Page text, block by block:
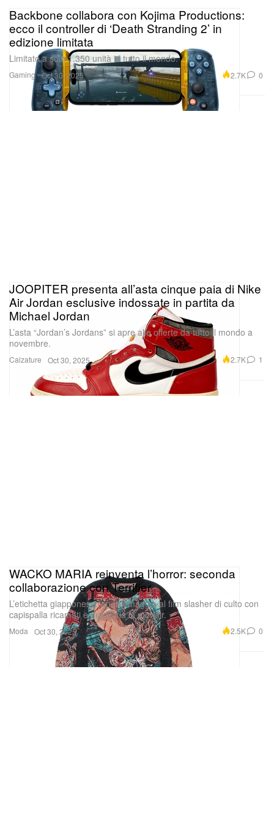
Gaming
Backbone collabora con Kojima Productions:
ecco il controller di ‘Death Stranding 2’ in
edizione limitata
Limitato a sole 1.350 unità in tutto il mondo.
Oct 30, 2025 2.7K 0
Calzature
JOOPITER presenta all’asta cinque paia di Nike
Air Jordan esclusive indossate in partita da
Michael Jordan
L’asta “Jordan’s Jordans” si apre alle offerte da tutto il mondo a
novembre.
Oct 30, 2025 2.7K 1
Moda
WACKO MARIA reinventa l’horror: seconda
collaborazione con Terrifier
L’etichetta giapponese rende omaggio al film slasher di culto con
capispalla ricamati e maglieria in mohair.
Oct 30, 2025 2.5K 0